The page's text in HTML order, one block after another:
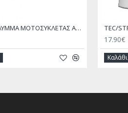
STR ΚΑΛΥΜΜΑ ΜΟΤΟΣΥΚΛΕΤΑΣ ΑΔΙΑΒΡΟΧΟ
17.90€
Καλάθι